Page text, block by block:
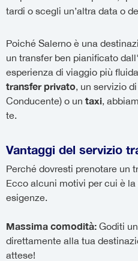
tardi o scegli un’altra data o
Poiché Salerno è una
un transfer ben pianificato
esperienza di viaggio più
transfer privato, un servizio
Conducente) o un taxi,
te.
Vantaggi del servizio
Perché dovresti prenotare un
Ecco alcuni motivi per cui è
esigenze.
Massima comodità: Goditi
direttamente alla tua
attese!